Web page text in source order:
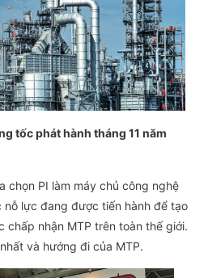
tốc phát hành tháng 11 năm
chọn PI làm máy chủ công nghệ
nỗ lực đang được tiến hành để tạo
chấp nhận MTP trên toàn thế giới.
và hướng đi của MTP.